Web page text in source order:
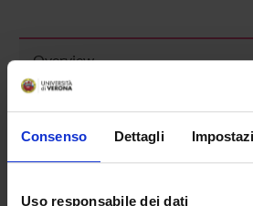
Consenso Dettagli
Uso responsabile dei dati
Overview
Enrolment Policy
Prepare for your admissions tests
ENTRY REQUIREMENTS (OFA)
Lesson timetable